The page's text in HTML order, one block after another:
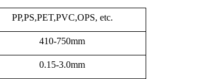
PP,PS,PET,PVC,OPS, etc.
410-750mm
0.15-3.0mm